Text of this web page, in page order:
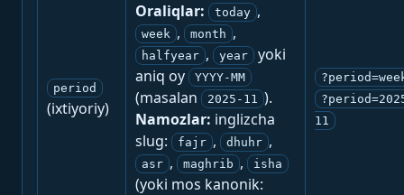
period
(ixtiyoriy)
Oraliqlar:
today ,
week , month ,
halfyear , year
yoki
aniq oy
YYYY-MM
(masalan 2025-11 ).
Namozlar: inglizcha
slug:
fajr , dhuhr ,
asr , maghrib , isha
(yoki mos kanonik:
11